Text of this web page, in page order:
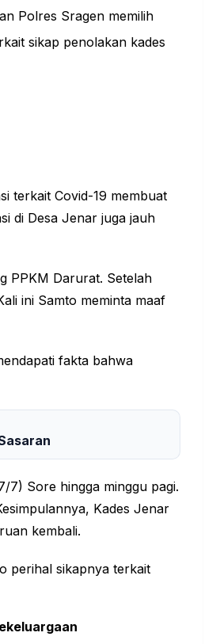
Polres Sragen memilih
sikap penolakan kades
terkait Covid-19 membuat
di Desa Jenar juga jauh
PPKM Darurat. Setelah
ini Samto meminta maaf
fakta bahwa
7) Sore hingga minggu pagi.
Kades Jenar
kembali.
perihal sikapnya terkait